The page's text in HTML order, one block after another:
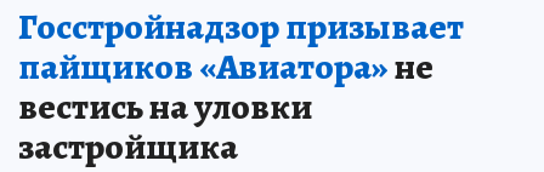
Госстройнадзор призывает
пайщиков «Авиатора»не
вестись на уловки
застройщика